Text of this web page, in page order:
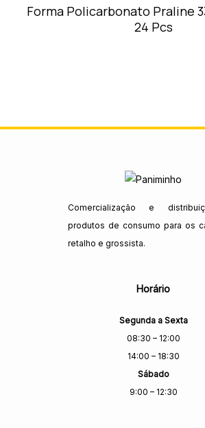
Forma Policarbonato Praline
24 Pcs
Comercialização e
produtos de consumo para os
retalho e grossista.
Horário
Segunda a Sexta
08:30 – 12:00
14:00 – 18:30
Sábado
9:00 – 12:30